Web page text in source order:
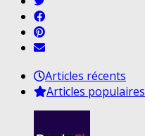
Articles récents
Articles populaires